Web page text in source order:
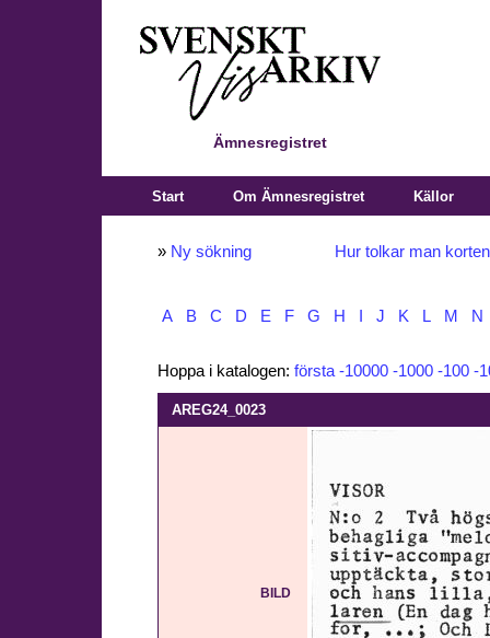
Ämnesregistret
Start Om Ämnesregistret Källor
» Ny sökning Hur tolkar man
A B C D E F G H J K L M N
Hoppa i katalogen: första -10000 -1000 -100 -
AREG24_0023
BILD